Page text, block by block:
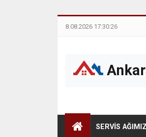
8.08.2026 17:30:26
SERVIS AĞIMIZ